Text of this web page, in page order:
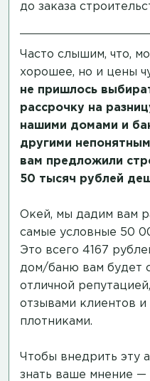
до заказа
Часто слышим, что,
хорошее, но и цены
не пришлось
рассрочку на
нашими домами и
другими
вам предложили
50 тысяч рублей
Окей, мы дадим вам
самые условные 50
Это всего 4167
дом/баню вам будет
отличной
отзывами клиентов
плотниками.
Чтобы внедрить эту
знать ваше мнение —